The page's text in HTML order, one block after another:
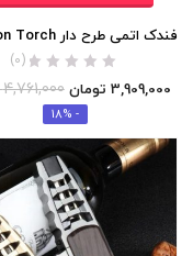
(0)
3,909,000 تومان 4,761,000
- 18%